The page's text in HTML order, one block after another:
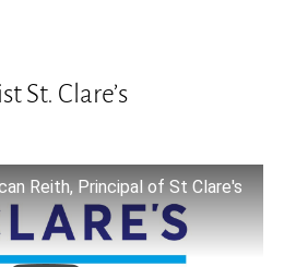
St. Clare’s
Reith, Principal of St Clare's